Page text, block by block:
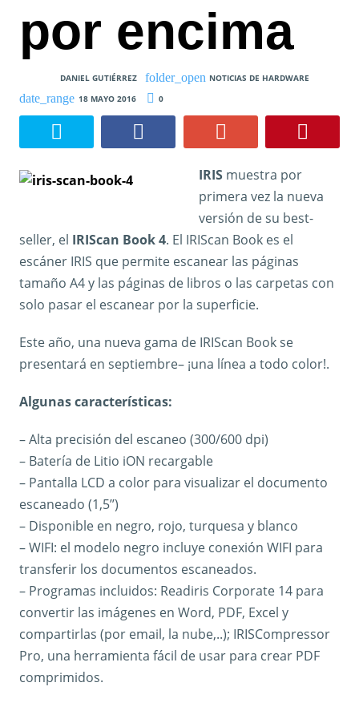
por encima
DANIEL GUTIÉRREZ
NOTICIAS DE HARDWARE
18 MAYO 2016
0
IRISmuestra por
primera vez la nueva
versión de su best-
seller, el IRIScan Book 4. El IRIScan Book es el
escáner IRIS que permite escanear las páginas
tamaño A4 y las páginas de libros o las carpetas con
solo pasar el escanear por la superficie.
Este año, una nueva gama de IRIScan Book se
presentará en septiembre– ¡una línea a todo color!.
Algunas características:
– Alta precisión del escaneo (300/600 dpi)
– Batería de Litio iON recargable
– Pantalla LCD a color para visualizar el documento
escaneado (1,5’’)
– Disponible en negro, rojo, turquesa y blanco
– WIFI: el modelo negro incluye conexión WIFI para
transferir los documentos escaneados.
– Programas incluidos: Readiris Corporate 14 para
convertir las imágenes en Word, PDF, Excel y
compartirlas (por email, la nube,..); IRISCompressor
Pro, una herramienta fácil de usar para crear PDF
comprimidos.